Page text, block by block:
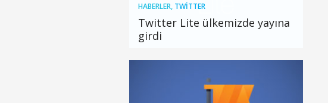
HABERLER, TWITTER
Twitter Lite ülkemizde yayına
girdi